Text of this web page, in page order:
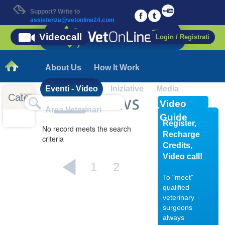
Support? Write to
assistenza@vetonline24.com
About Us How It Work
Eventi - Video Iniziative Media
Area Veterinari
Login / Registrati
Videocall
Categorie
No record meets the search
criteria
1 2
Video
Guide
Register,
Recharge
Credits,
Video call!
To "meet"
qualified
veterinary
surgeons
always